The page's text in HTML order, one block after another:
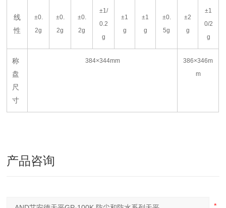
线
性
±0.
2g
±0.
2g
±0.
2g
±1/
0.2
g
±1
g
±1
g
±0.
5g
±2
g
±1
0/2
g
称
盘
尺
寸
384×344mm 386×346m
m
产品咨询